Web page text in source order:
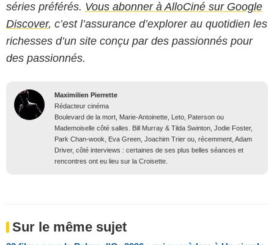
séries préférés. Vous abonner à AlloCiné sur Google
Discover, c’est l’assurance d’explorer au quotidien les
richesses d’un site conçu par des passionnés pour
des passionnés.
Maximilien Pierrette
Rédacteur cinéma
Boulevard de la mort, Marie-Antoinette, Leto, Paterson ou
Mademoiselle côté salles. Bill Murray & Tilda Swinton, Jodie Foster,
Park Chan-wook, Eva Green, Joachim Trier ou, récemment, Adam
Driver, côté interviews : certaines de ses plus belles séances et
rencontres ont eu lieu sur la Croisette.
Sur le même sujet